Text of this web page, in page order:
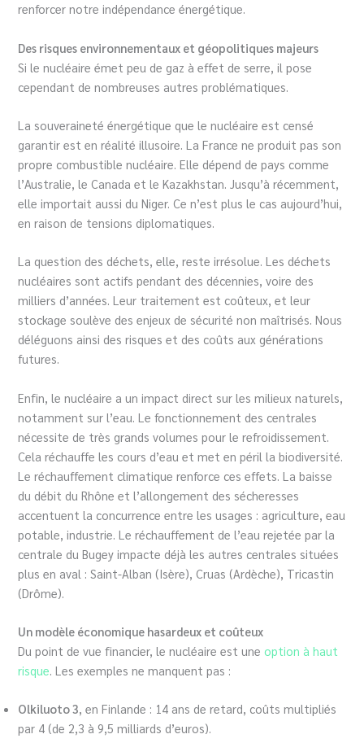
renforcer notre indépendance énergétique.
Des risques environnementaux et géopolitiques majeurs
Si le nucléaire émet peu de gaz à effet de serre, il pose
cependant de nombreuses autres problématiques.
La souveraineté énergétique que le nucléaire est censé
garantir est en réalité illusoire. La France ne produit pas son
propre combustible nucléaire. Elle dépend de pays comme
l’Australie, le Canada et le Kazakhstan. Jusqu’à récemment,
elle importait aussi du Niger. Ce n’est plus le cas aujourd’hui,
en raison de tensions diplomatiques.
La question des déchets, elle, reste irrésolue. Les déchets
nucléaires sont actifs pendant des décennies, voire des
milliers d’années. Leur traitement est coûteux, et leur
stockage soulève des enjeux de sécurité non maîtrisés. Nous
déléguons ainsi des risques et des coûts aux générations
futures.
Enfin, le nucléaire a un impact direct sur les milieux naturels,
notamment sur l’eau. Le fonctionnement des centrales
nécessite de très grands volumes pour le refroidissement.
Cela réchauffe les cours d’eau et met en péril la biodiversité.
Le réchauffement climatique renforce ces effets. La baisse
du débit du Rhône et l’allongement des sécheresses
accentuent la concurrence entre les usages : agriculture, eau
potable, industrie. Le réchauffement de l’eau rejetée par la
centrale du Bugey impacte déjà les autres centrales situées
plus en aval : Saint-Alban (Isère), Cruas (Ardèche), Tricastin
(Drôme).
Un modèle économique hasardeux et coûteux
Du point de vue financier, le nucléaire est uneoption à haut
risque. Les exemples ne manquent pas :
Olkiluoto 3, en Finlande : 14 ans de retard, coûts multipliés
par 4 (de 2,3 à 9,5 milliards d’euros).